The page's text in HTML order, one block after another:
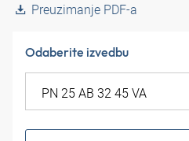
Preuzimanje PDF-a
Odaberite izvedbu